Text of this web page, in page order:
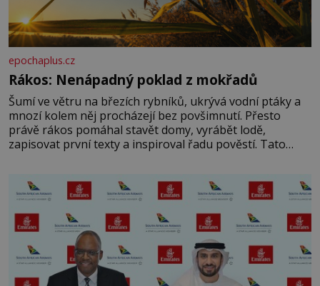
epochaplus.cz
Rákos: Nenápadný poklad z mokřadů
Šumí ve větru na březích rybníků, ukrývá vodní ptáky a
mnozí kolem něj procházejí bez povšimnutí. Přesto
právě rákos pomáhal stavět domy, vyrábět lodě,
zapisovat první texty a inspiroval řadu pověstí. Tato
letního koupání. Stačí se však podívat